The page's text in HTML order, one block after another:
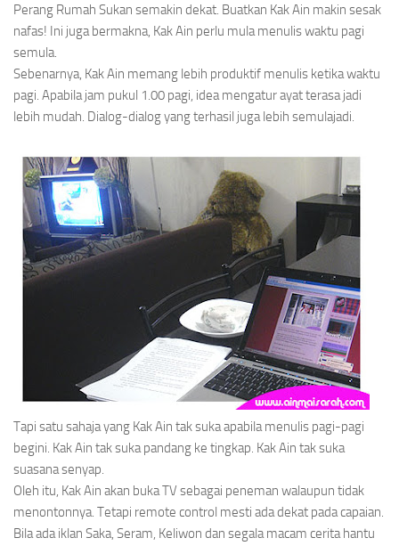
Perang Rumah Sukan semakin dekat. Buatkan Kak Ain makin sesak
nafas! Ini juga bermakna, Kak Ain perlu mula menulis waktu pagi
semula.
Sebenarnya, Kak Ain memang lebih produktif menulis ketika waktu
pagi. Apabila jam pukul 1.00 pagi, idea mengatur ayat terasa jadi
lebih mudah. Dialog-dialog yang terhasil juga lebih semulajadi.
Tapi satu sahaja yang Kak Ain tak suka apabila menulis pagi-pagi
begini. Kak Ain tak suka pandang ke tingkap. Kak Ain tak suka
suasana senyap.
Oleh itu, Kak Ain akan buka TV sebagai peneman walaupun tidak
menontonnya. Tetapi remote control mesti ada dekat pada capaian.
Bila ada iklan Saka, Seram, Keliwon dan segala macam cerita hantu